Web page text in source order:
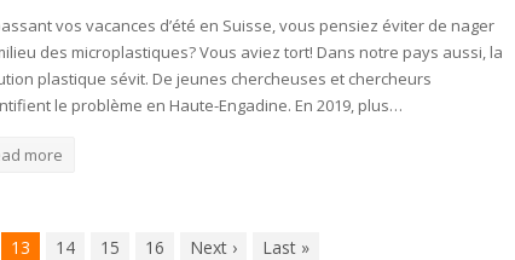
vos vacances d’été en Suisse, vous pensiez éviter de nager
des microplastiques? Vous aviez tort! Dans notre pays aussi, la
plastique sévit. De jeunes chercheuses et chercheurs
le problème en Haute-Engadine. En 2019, plus…
more
13 14 15 16 Next › Last »